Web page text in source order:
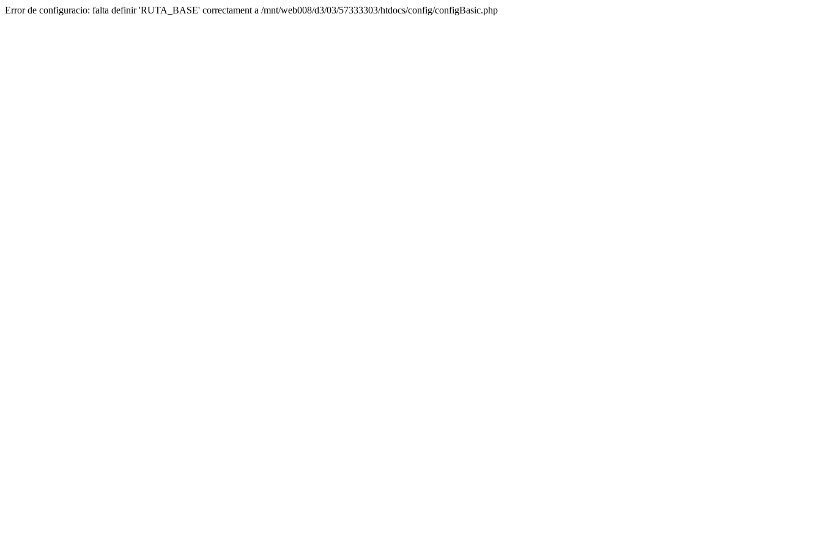
Error de configuracio: falta definir 'RUTA_BASE' correctament a /mnt/web008/d3/03/57333303/htdocs/config/configBasic.php